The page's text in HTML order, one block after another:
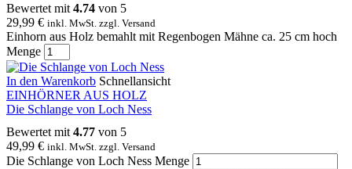
Bewertet mit 4.74 von 5
29,99 € inkl. MwSt. zzgl. Versand
Einhorn aus Holz bemahlt mit Regenbogen Mähne ca. 25 cm hoch
Menge
In den Warenkorb Schnellansicht
EINHÖRNER AUS HOLZ
Die Schlange von Loch Ness
Bewertet mit 4.77 von 5
49,99 € inkl. MwSt. zzgl. Versand
Die Schlange von Loch Ness Menge